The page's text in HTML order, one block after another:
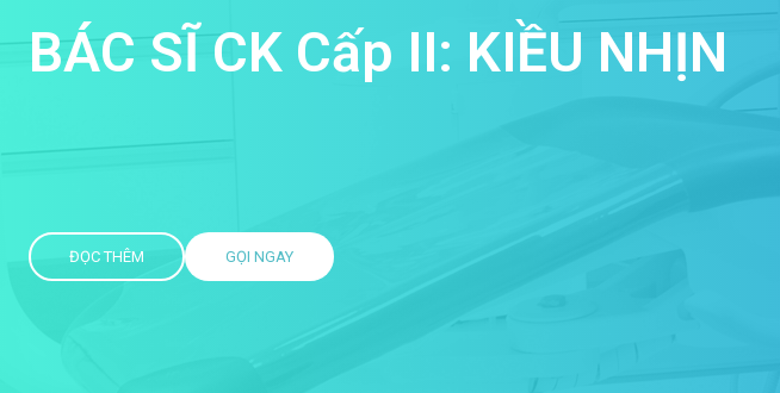
Kiều
BÁC SĨ CK Cấp II: KIỀU NHỊN
ĐỌC THÊM GỌI NGAY